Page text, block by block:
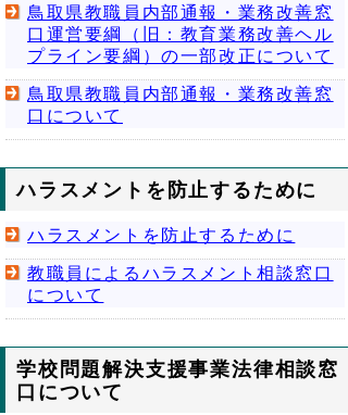
鳥取県教職員内部通報・業務改善窓
口運営要綱（旧：教育業務改善ヘル
プライン要綱）の一部改正について
鳥取県教職員内部通報・業務改善窓
口について
ハラスメントを防止するために
ハラスメントを防止するために
教職員によるハラスメント相談窓口
について
学校問題解決支援事業法律相談窓
口について